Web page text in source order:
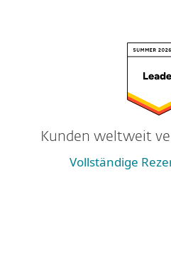
Kunden weltweit
Vollständige